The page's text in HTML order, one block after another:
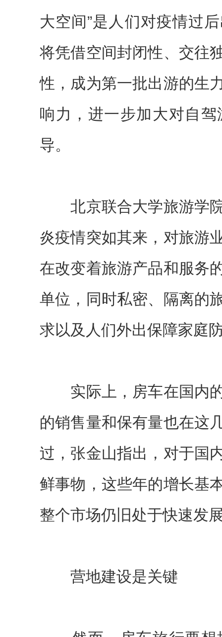
大空间”是人们对疫情过
将凭借空间封闭性、交往
性，成为第一批出游的生
响力，进一步加大对自
导。
北京联合大学旅游学院
炎疫情突如其来，对旅游
在改变着旅游产品和服务
单位，同时私密、隔离的
求以及人们外出保障家庭
实际上，房车在国内的
的销售量和保有量也在这
过，张金山指出，对于国
鲜事物，这些年的增长基
整个市场仍旧处于快速发
营地建设是关键